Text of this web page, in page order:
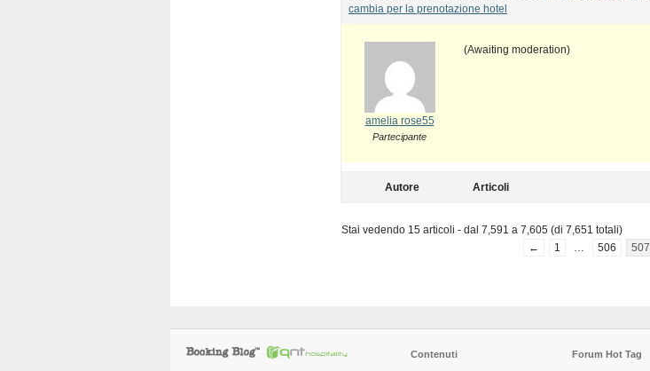
cambia per la prenotazione hotel
amelia rose55
Partecipante
(Awaiting moderation)
Autore Articoli
Stai vedendo 15 articoli - dal 7,591 a 7,605 (di 7,651 totali)
←
1 … 506 507
Contenuti
Forum Hot Tag